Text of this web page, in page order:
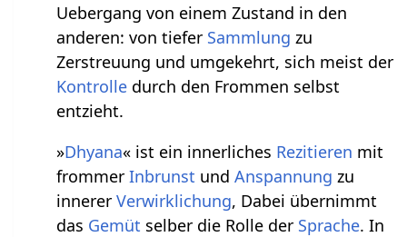
Uebergang von einem Zustand in den
anderen: von tiefer Sammlung zu
Zerstreuung und umgekehrt, sich meist der
Kontrolle durch den Frommen selbst
entzieht.
»Dhyana« ist ein innerliches Rezitieren mit
frommerInbrunst undAnspannung zu
innererVerwirklichung, Dabei übernimmt
das Gemüt selber die Rolle der Sprache. In